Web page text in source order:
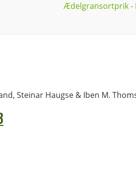
Ædelgransortprik -
Steinar Haugse & Iben M.